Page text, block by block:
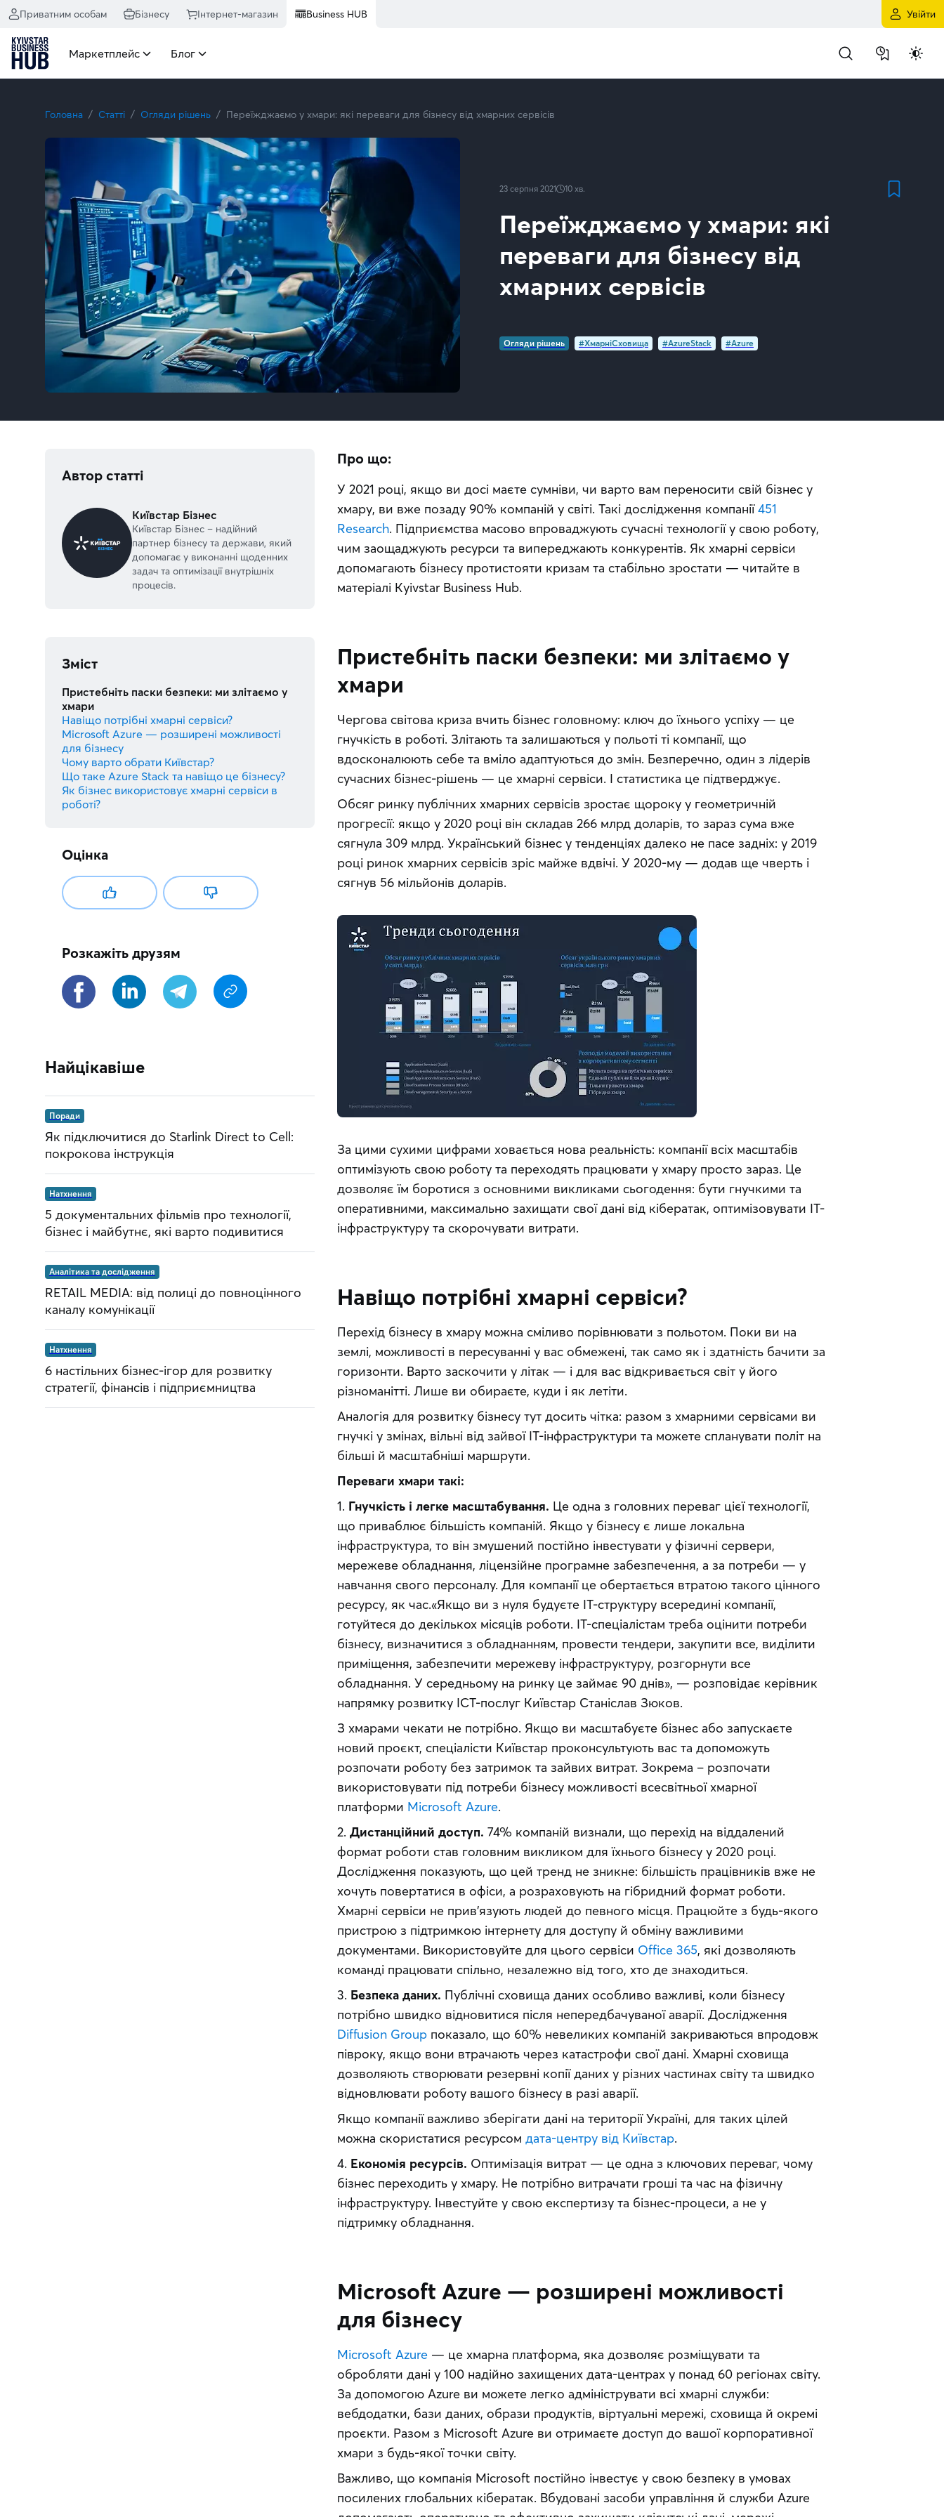
Приватним особам Бізнесу Інтернет-магазин Business HUB Увійти
Маркетплейс Блог
Головна Статті Огляди рішень Переїжджаємо у хмари: які переваги для бізнесу від хмарних сервісів
23 серпня 2021 10 хв.
Переїжджаємо у хмари: які
переваги для бізнесу від
хмарних сервісів
Огляди рішень #ХмарніСховища #AzureStack #Azure
Про що:
У 2021 році, якщо ви досі маєте сумніви, чи варто вам переносити свій бізнес у
хмару, ви вже позаду 90% компаній у світі. Такі дослідження компанії 451
Research. Підприємства масово впроваджують сучасні технології у свою роботу,
чим заощаджують ресурси та випереджають конкурентів. Як хмарні сервіси
допомагають бізнесу протистояти кризам та стабільно зростати — читайте в
матеріалі Kyivstar Business Hub.
Пристебніть паски безпеки: ми злітаємо у
хмари
Чергова світова криза вчить бізнес головному: ключ до їхнього успіху — це
гнучкість в роботі. Злітають та залишаються у польоті ті компанії, що
вдосконалюють себе та вміло адаптуються до змін. Безперечно, один з лідерів
сучасних бізнес-рішень — це хмарні сервіси. І статистика це підтверджує.
Обсяг ринку публічних хмарних сервісів зростає щороку у геометричній
прогресії: якщо у 2020 році він складав 266 млрд доларів, то зараз сума вже
сягнула 309 млрд. Український бізнес у тенденціях далеко не пасе задніх: у 2019
році ринок хмарних сервісів зріс майже вдвічі. У 2020-му — додав ще чверть і
сягнув 56 мільйонів доларів.
За цими сухими цифрами ховається нова реальність: компанії всіх масштабів
оптимізують свою роботу та переходять працювати у хмару просто зараз. Це
дозволяє їм боротися з основними викликами сьогодення: бути гнучкими та
оперативними, максимально захищати свої дані від кібератак, оптимізовувати ІТ-
інфраструктуру та скорочувати витрати.
Навіщо потрібні хмарні сервіси?
Перехід бізнесу в хмару можна сміливо порівнювати з польотом. Поки ви на
землі, можливості в пересуванні у вас обмежені, так само як і здатність бачити за
горизонти. Варто заскочити у літак — і для вас відкривається світ у його
різноманітті. Лише ви обираєте, куди і як летіти.
Аналогія для розвитку бізнесу тут досить чітка: разом з хмарними сервісами ви
гнучкі у змінах, вільні від зайвої ІТ-інфраструктури та можете спланувати політ на
більші й масштабніші маршрути.
Переваги хмари такі:
1. Гнучкість і легке масштабування. Це одна з головних переваг цієї технології,
що приваблює більшість компаній. Якщо у бізнесу є лише локальна
інфраструктура, то він змушений постійно інвестувати у фізичні сервери,
мережеве обладнання, ліцензійне програмне забезпечення, а за потреби — у
навчання свого персоналу. Для компанії це обертається втратою такого цінного
ресурсу, як час.«Якщо ви з нуля будуєте ІТ-структуру всередині компанії,
готуйтеся до декількох місяців роботи. ІТ-спеціалістам треба оцінити потреби
бізнесу, визначитися з обладнанням, провести тендери, закупити все, виділити
приміщення, забезпечити мережеву інфраструктуру, розгорнути все
обладнання. У середньому на ринку це займає 90 днів», — розповідає керівник
напрямку розвитку ICT-послуг Київстар Станіслав Зюков.
З хмарами чекати не потрібно. Якщо ви масштабуєте бізнес або запускаєте
новий проєкт, спеціалісти Київстар проконсультують вас та допоможуть
розпочати роботу без затримок та зайвих витрат. Зокрема – розпочати
використовувати під потреби бізнесу можливості всесвітньої хмарної
платформи Microsoft Azure.
2. Дистанційний доступ. 74% компаній визнали, що перехід на віддалений
формат роботи став головним викликом для їхнього бізнесу у 2020 році.
Дослідження показують, що цей тренд не зникне: більшість працівників вже не
хочуть повертатися в офіси, а розраховують на гібридний формат роботи.
Хмарні сервіси не прив’язують людей до певного місця. Працюйте з будь-якого
пристрою з підтримкою інтернету для доступу й обміну важливими
документами. Використовуйте для цього сервіси Office 365, які дозволяють
команді працювати спільно, незалежно від того, хто де знаходиться.
3. Безпека даних. Публічні сховища даних особливо важливі, коли бізнесу
Diffusion Group показало, що 60% невеликих компаній закриваються впродовж
півроку, якщо вони втрачають через катастрофи свої дані. Хмарні сховища
дозволяють створювати резервні копії даних у різних частинах світу та швидко
відновлювати роботу вашого бізнесу в разі аварії.
Якщо компанії важливо зберігати дані на території Україні, для таких цілей
можна скористатися ресурсом дата-центру від Київстар.
4. Економія ресурсів. Оптимізація витрат — це одна з ключових переваг, чому
бізнес переходить у хмару. Не потрібно витрачати гроші та час на фізичну
інфраструктуру. Інвестуйте у свою експертизу та бізнес-процеси, а не у
підтримку обладнання.
Microsoft Azure — розширені можливості
для бізнесу
Microsoft Azure — це хмарна платформа, яка дозволяє розміщувати та
обробляти дані у 100 надійно захищених дата-центрах у понад 60 регіонах світу.
За допомогою Azure ви можете легко адмініструвати всі хмарні служби:
вебдодатки, бази даних, образи продуктів, віртуальні мережі, сховища й окремі
проєкти. Разом з Microsoft Azure ви отримаєте доступ до вашої корпоративної
хмари з будь-якої точки світу.
Важливо, що компанія Microsoft постійно інвестує у свою безпеку в умовах
посилених глобальних кібератак. Вбудовані засоби управління й служби Azure
Автор статті
Київстар Бізнес
Київстар Бізнес – надійний
партнер бізнесу та держави, який
допомагає у виконанні щоденних
задач та оптимізації внутрішніх
процесів.
Зміст
Пристебніть паски безпеки: ми злітаємо у
хмари
Навіщо потрібні хмарні сервіси?
Microsoft Azure — розширені можливості
для бізнесу
Чому варто обрати Київстар?
Що таке Azure Stack та навіщо це бізнесу?
Як бізнес використовує хмарні сервіси в
роботі?
Оцінка
Розкажіть друзям
Найцікавіше
Поради
Як підключитися до Starlink Direct to Cell:
покрокова інструкція
Натхнення
5 документальних фільмів про технології,
бізнес і майбутнє, які варто подивитися
Аналітика та дослідження
RETAIL MEDIA: від полиці до повноцінного
каналу комунікації
Натхнення
6 настільних бізнес-ігор для розвитку
стратегії, фінансів і підприємництва